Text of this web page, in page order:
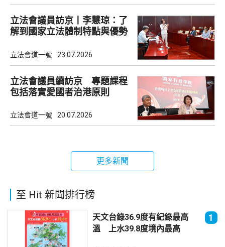
立法會議員訪京丨李慧琼：了
解到國家立法體制特點與優勢
立法會道一號 23.07.2026
立法會議員續訪京 專題課程
包括落實愛國者治港原則
立法會道一號 20.07.2026
更多新聞
至 Hit 新聞排行榜
天文台錄36.9度有紀錄最高
溫 上水39.8度境內最高
1